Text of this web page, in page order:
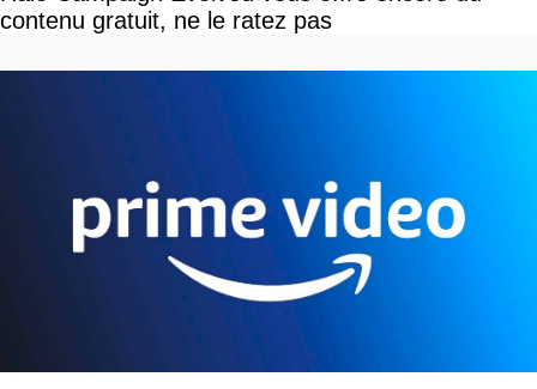
contenu gratuit, ne le ratez pas